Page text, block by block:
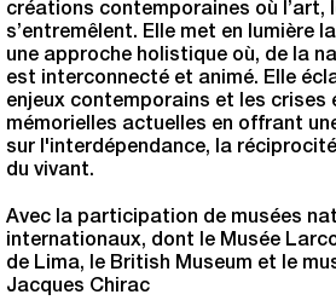
créations contemporaines où l’art,
s’entremêlent. Elle met en lumière
une approche holistique où, de la
est interconnecté et animé. Elle
enjeux contemporains et les crises
mémorielles actuelles en offrant
sur l'interdépendance, la
du vivant.
Avec la participation de musées
internationaux, dont le Musée
de Lima, le British Museum et le
Jacques Chirac